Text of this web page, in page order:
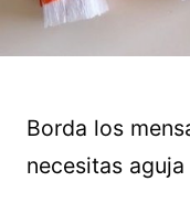
Borda los
necesitas